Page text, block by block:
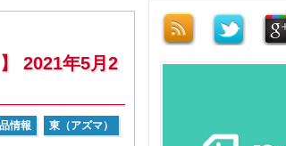
2021年5月2
情報 東（アズマ）